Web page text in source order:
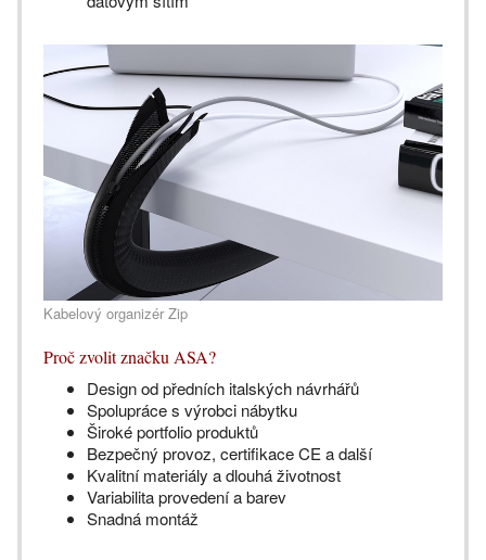
Kabelový organizér Zip
Proč zvolit značku ASA?
Design od předních italských návrhářů
Spolupráce s výrobci nábytku
Široké portfolio produktů
Bezpečný provoz, certifikace CE a další
Kvalitní materiály a dlouhá životnost
Variabilita provedení a barev
Snadná montáž